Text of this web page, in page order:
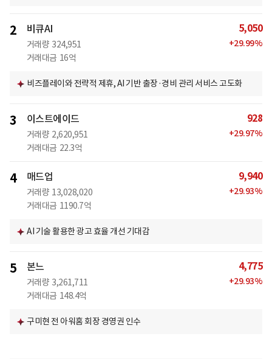
2 비큐AI
거래량 324,951
거래대금 16억
5,050
+29.99%
비즈플레이와 전략적 제휴, AI 기반 출장·경비 관리 서비스 고도화
3 이스트에이드
거래량 2,620,951
거래대금 22.3억
928
+29.97%
4 매드업
거래량 13,028,020
거래대금 1190.7억
9,940
+29.93%
AI 기술 활용한 광고 효율 개선 기대감
5 본느
거래량 3,261,711
거래대금 148.4억
4,775
+29.93%
구미현 전 아워홈 회장 경영권 인수